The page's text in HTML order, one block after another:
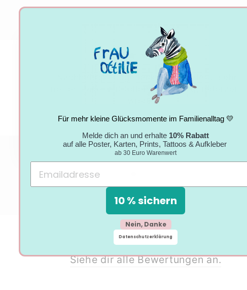
★★★★★
"Nachhaltigkeitsgedanke wird gelebt; sehr
nettes Paket mit tollem Umschlag; jederzeit
wieder."
Nicole
05.09.2024
Siehe dir alle Bewertungen an.
Für mehr kleine Glücksmomente im Familienalltag 💛
Melde dich an und erhalte 10% Rabatt
auf alle Poster, Karten, Prints, Tattoos & Aufkleber
ab 30 Euro Warenwert
10 % sichern
Nein, Danke
Datenschutzerklärung